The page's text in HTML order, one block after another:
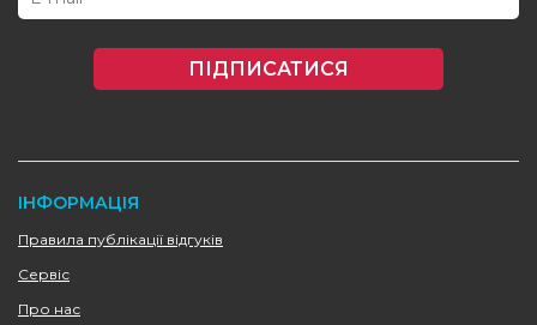
ПІДПИСАТИСЯ
ІНФОРМАЦІЯ
Правила публікації відгуків
Сервіс
Про нас